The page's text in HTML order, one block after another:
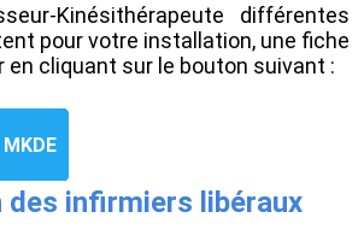
Kinésithérapeute différentes
pour votre installation, une fiche
en cliquant sur le bouton suivant :
des infirmiers libéraux